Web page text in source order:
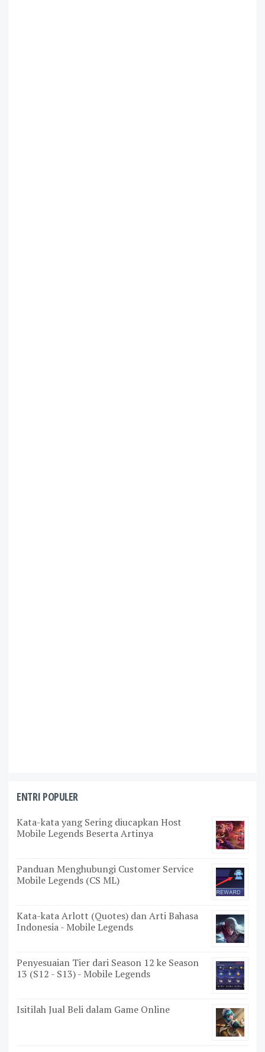
ENTRI POPULER
Kata-kata yang Sering diucapkan Host
Mobile Legends Beserta Artinya
Panduan Menghubungi Customer Service
Mobile Legends (CS ML)
Kata-kata Arlott (Quotes) dan Arti Bahasa
Indonesia - Mobile Legends
Penyesuaian Tier dari Season 12 ke Season
13 (S12 - S13) - Mobile Legends
Isitilah Jual Beli dalam Game Online